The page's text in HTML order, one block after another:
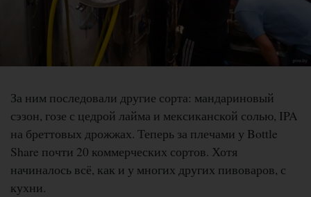
За ним последовали другие сорта: мандариновый
сэзон, гозе с цедрой лайма и мексиканской солью, IPA
на бреттовых дрожжах. Теперь за плечами у Bottle
Share почти 20 коммерческих сортов. Хотя
начиналось всё, как и у многих других пивоваров, с
кухни.